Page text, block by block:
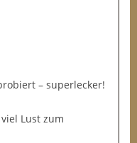
– superlecker!
Lust zum